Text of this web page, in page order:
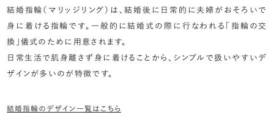
結婚指輪（マリッジリング）は、結婚後に日常的に夫婦がおそろいで
身に着ける指輪です。一般的に結婚式の際に行なわれる「指輪の交
換」儀式のために用意されます。
日常生活で肌身離さず身に着けることから、シンプルで扱いやすいデ
ザインが多いのが特徴です。
結婚指輪のデザイン一覧はこちら